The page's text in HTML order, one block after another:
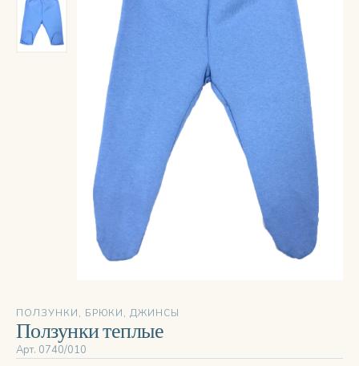
‹ ›
ПОЛЗУНКИ, БРЮКИ, ДЖИНСЫ
Ползунки теплые
Арт. 0740/010